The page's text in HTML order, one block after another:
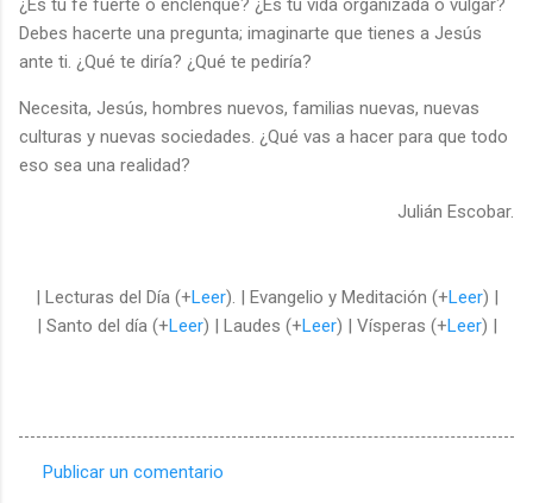
Debes hacerte una pregunta; imaginarte que tienes a Jesús
ante ti. ¿Qué te diría? ¿Qué te pediría?
Necesita, Jesús, hombres nuevos, familias nuevas, nuevas
culturas y nuevas sociedades. ¿Qué vas a hacer para que todo
eso sea una realidad?
Julián Escobar.
| Lecturas del Día (+Leer). | Evangelio y Meditación (+Leer) |
| Santo del día (+Leer) | Laudes (+Leer) | Vísperas (+Leer) |
Publicar un comentario